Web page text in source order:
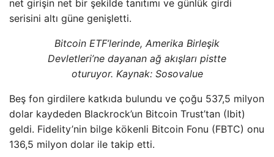
net girişin net bir şekilde tanıtımı ve günlük girdi
serisini altı güne genişletti.
Bitcoin ETF’lerinde, Amerika Birleşik
Devletleri’ne dayanan ağ akışları pistte
oturuyor. Kaynak: Sosovalue
Beş fon girdilere katkıda bulundu ve çoğu 537,5 milyon
dolar kaydeden Blackrock’un Bitcoin Trust’tan (Ibit)
geldi. Fidelity’nin bilge kökenli Bitcoin Fonu (FBTC) onu
136,5 milyon dolar ile takip etti.